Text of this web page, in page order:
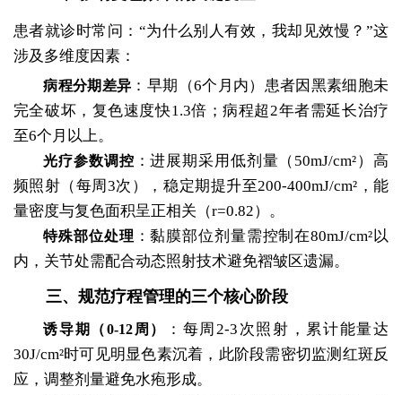
患者就诊时常问：“为什么别人有效，我却见效慢？”这
涉及多维度因素：
病程分期差异 ：早期（6个月内）患者因黑素细胞未
完全破坏，复色速度快1.3倍；病程超2年者需延长治疗
至6个月以上。
光疗参数调控 ：进展期采用低剂量（50mJ/cm²）高
频照射（每周3次），稳定期提升至200-400mJ/cm²，能
量密度与复色面积呈正相关（r=0.82）。
特殊部位处理 ：黏膜部位剂量需控制在80mJ/cm²以
内，关节处需配合动态照射技术避免褶皱区遗漏。
三、规范疗程管理的三个核心阶段
诱导期（0-12周）
：每周2-3次照射，累计能量达
30J/cm²时可见明显色素沉着，此阶段需密切监测红斑反
应，调整剂量避免水疱形成。